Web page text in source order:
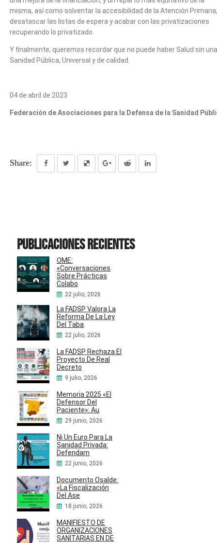
misma, así como solventar la accesibilidad de la Atención Primaria,
desatascar las listas de espera y acabar con las privatizaciones
recuperando lo privatizado.
Y finalmente, queremos recordar que no puede haber Salud sin una
Sanidad Pública, Universal y de calidad.
04 de abril de 2023
Federación de Asociaciones para la Defensa de la Sanidad
Share:
Publicaciones recientes
OME:
«Conversaciones
Sobre Prácticas
Colabo
22 julio, 2026
La FADSP Valora La
Reforma De La Ley
Del Taba
22 julio, 2026
La FADSP Rechaza El
Proyecto De Real
Decreto
9 julio, 2026
Memoria 2025 «El
Defensor Del
Paciente»: Au
29 junio, 2026
Ni Un Euro Para La
Sanidad Privada:
Defendam
22 junio, 2026
Documento Osalde:
«La Fiscalización
Del Ase
18 junio, 2026
MANIFIESTO DE
ORGANIZACIONES
SANITARIAS EN DE